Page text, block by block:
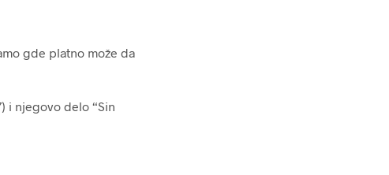
gde platno može da
i njegovo delo “Sin